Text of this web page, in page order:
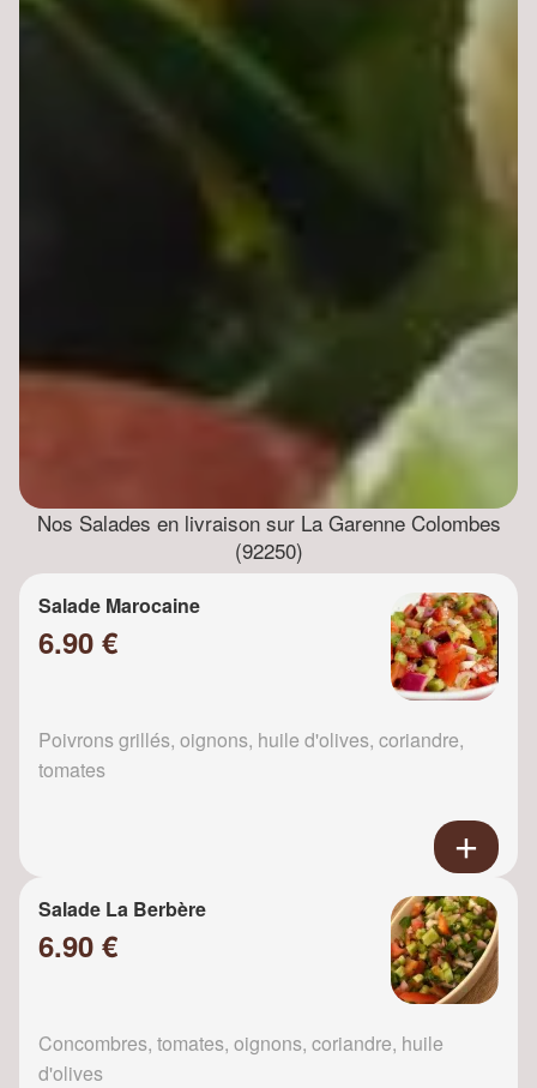
Nos Salades en livraison sur La Garenne Colombes
(92250)
Salade Marocaine
6.90 €
Poivrons grillés, oignons, huile d'olives, coriandre,
tomates
Salade La Berbère
6.90 €
Concombres, tomates, oignons, coriandre, huile
d'olives